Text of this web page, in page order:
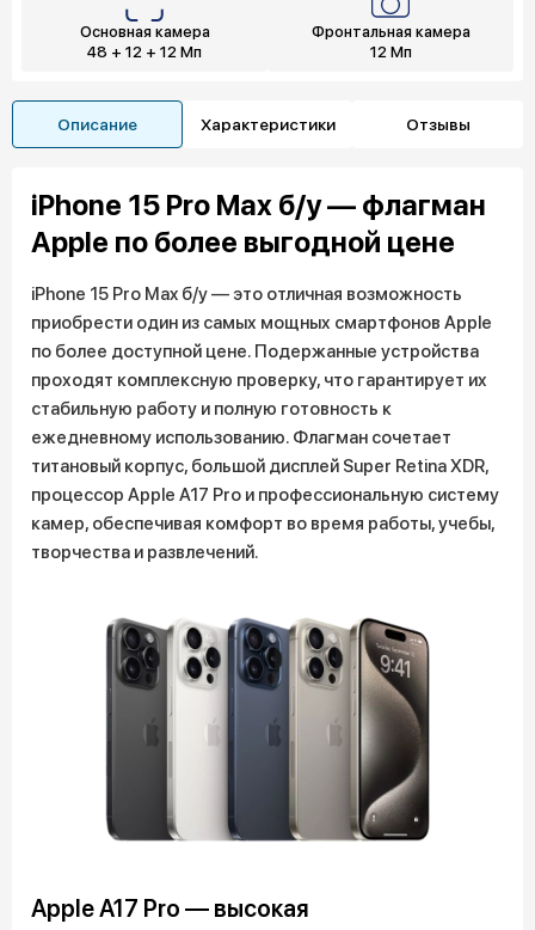
Основная камера
48 + 12 + 12 Мп
Фронтальная камера
12 Мп
Описание Характеристики Отзывы
iPhone 15 Pro Max б/у — флагман
Apple по более выгодной цене
iPhone 15 Pro Max б/у — это отличная возможность
приобрести один из самых мощных смартфонов Apple
по более доступной цене. Подержанные устройства
проходят комплексную проверку, что гарантирует их
стабильную работу и полную готовность к
ежедневному использованию. Флагман сочетает
титановый корпус, большой дисплей Super Retina XDR,
процессор Apple A17 Pro и профессиональную систему
камер, обеспечивая комфорт во время работы, учебы,
творчества и развлечений.
Apple A17 Pro — высокая